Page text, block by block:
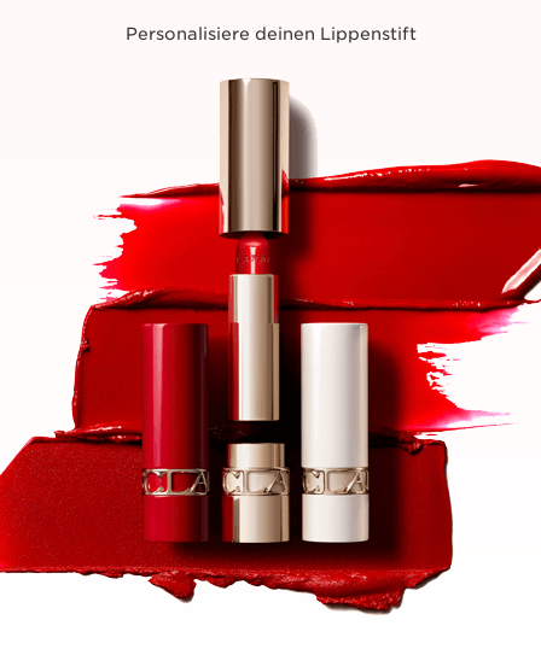
Personalisiere deinen Lippenstift